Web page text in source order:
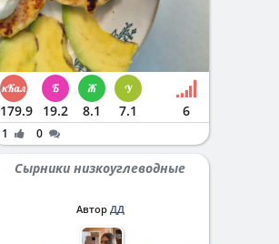
179.9 19.2 8.1 7.1 6
1 0
Сырники низкоуглеводные
Автор ДД